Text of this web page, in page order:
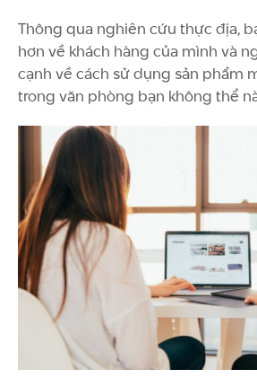
Thông qua nghiên cứu thực địa,
hơn về khách hàng của mình và
cạnh về cách sử dụng sản phẩm
trong văn phòng bạn không thể